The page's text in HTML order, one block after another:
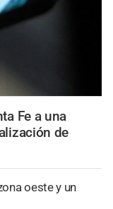
Fe a una
de
oeste y un